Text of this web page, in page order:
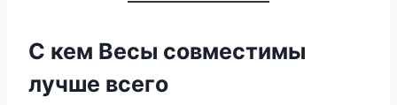
С кем Весы совместимы
лучше всего